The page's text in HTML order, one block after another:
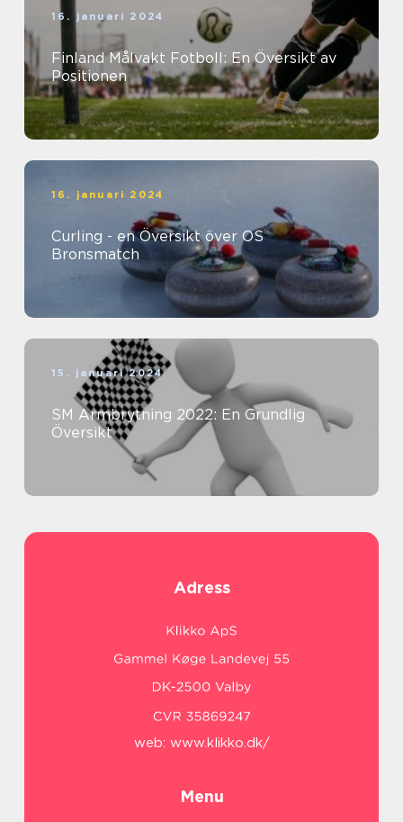
16. januari 2024
Finland Målvakt Fotboll: En Översikt av
Positionen
16. januari 2024
Curling - en Översikt över OS
Bronsmatch
15. januari 2024
SM Armbrytning 2022: En Grundlig
Översikt
Adress
web: www.klikko.dk/
Menu